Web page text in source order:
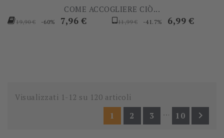
COME ACCOGLIERE CIÒ...
Prezzo
19,90 € -60% Prezzo
7,96 €
Prezzo
11,99 € -41.7% Prezzo
6,99 €
Visualizzati 1-12 su 120 articoli
1
2 3 … 10 